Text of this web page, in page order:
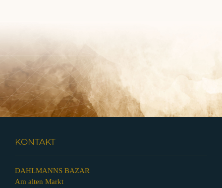
KONTAKT
DAHLMANNS BAZAR
Am alten Markt